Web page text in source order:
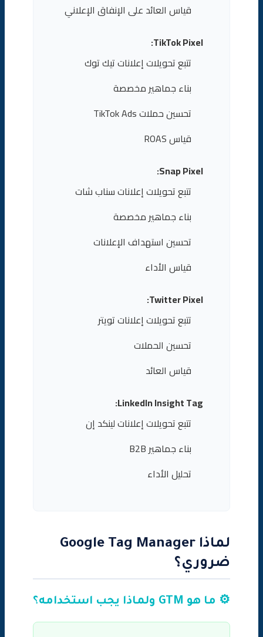
قياس العائد على الإنفاق الإعلاني
TikTok Pixel:
تتبع تحويلات إعلانات تيك توك
بناء جماهير مخصصة
تحسين حملات TikTok Ads
قياس ROAS
Snap Pixel:
تتبع تحويلات إعلانات سناب شات
بناء جماهير مخصصة
تحسين استهداف الإعلانات
قياس الأداء
Twitter Pixel:
تتبع تحويلات إعلانات تويتر
تحسين الحملات
قياس العائد
LinkedIn Insight Tag:
تتبع تحويلات إعلانات لينكد إن
بناء جماهير B2B
تحليل الأداء
لماذا Google Tag Manager
ضروري؟
⚙️ ما هو GTM ولماذا يجب استخدامه؟